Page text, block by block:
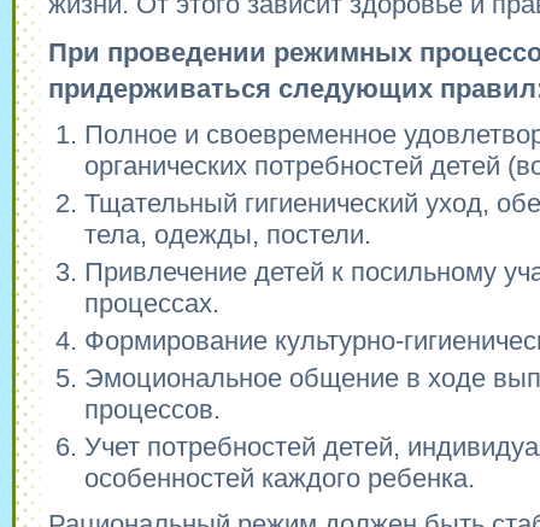
При проведении режимных
придерживаться следующих
Полное и своевременное
органических потребностей детей
Тщательный гигиенический уход,
тела, одежды, постели.
Привлечение детей к посильному
процессах.
Формирование культурно-
Эмоциональное общение в ходе
процессов.
Учет потребностей детей,
особенностей каждого ребенка.